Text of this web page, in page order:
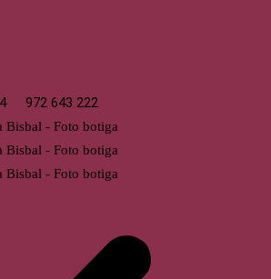
972 643 222